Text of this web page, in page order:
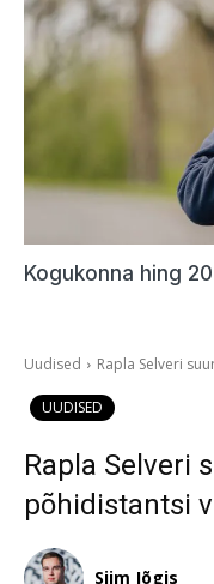
Kogukonna hing